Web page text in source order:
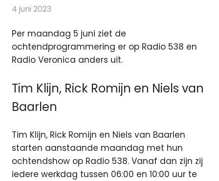
4 juni 2023
Per maandag 5 juni ziet de
ochtendprogrammering er op Radio 538 en
Radio Veronica anders uit.
Tim Klijn, Rick Romijn en Niels van
Baarlen
Tim Klijn, Rick Romijn en Niels van Baarlen
starten aanstaande maandag met hun
ochtendshow op Radio 538. Vanaf dan zijn zij
iedere werkdag tussen 06:00 en 10:00 uur te